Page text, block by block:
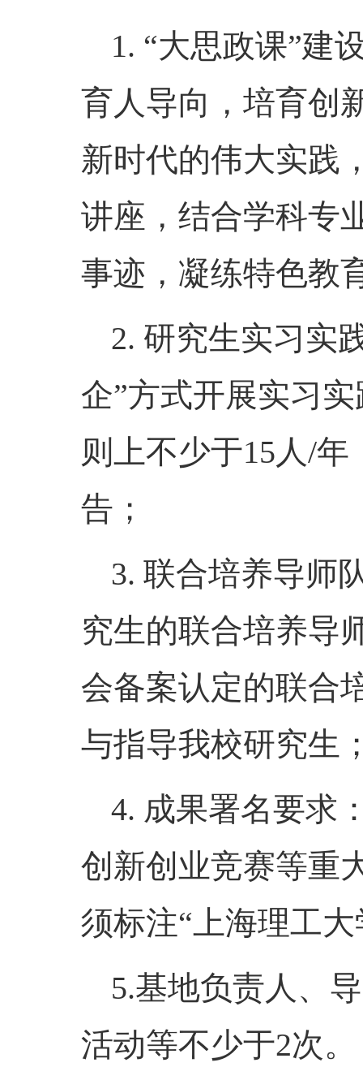
1. “大思政课”建
育人导向，培育创
新时代的伟大实践
讲座， 结合学科专
事迹 ，凝练特色教
2. 研究生实习实
企”方式开展实习
则上不少于15人/年
告 ；
3. 联合培养导师
究生的联合培养导
会备案认定的联合
与指导我校研究生
4. 成果署名要求
创新创业竞赛等重
须标注“上海理工
5.基地负责人、
活动等不少于2次。